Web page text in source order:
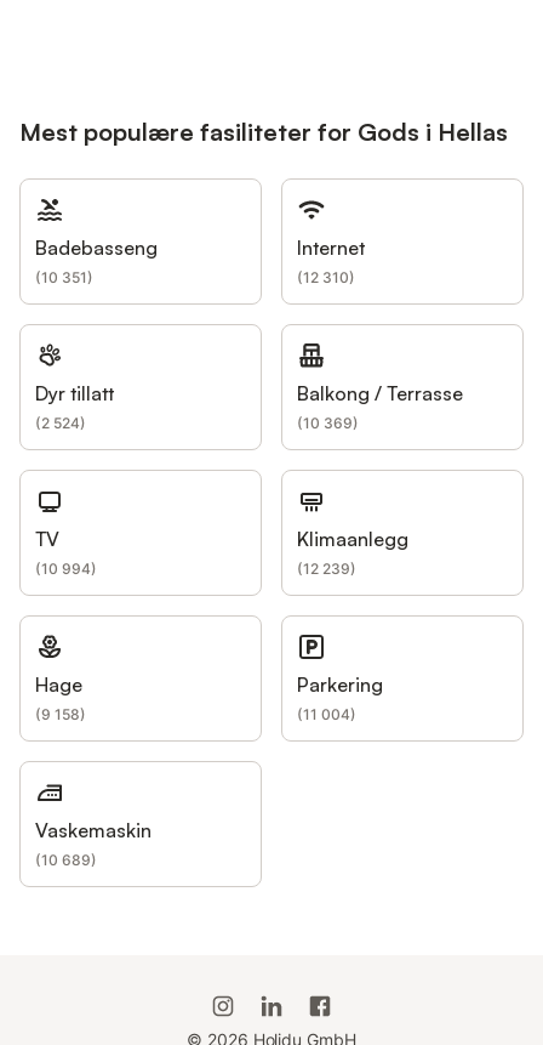
Mest populære fasiliteter for Gods i Hellas
Badebasseng
(10 351)
Internet
(12 310)
Dyr tillatt
(2 524)
Balkong / Terrasse
(10 369)
TV
(10 994)
Klimaanlegg
(12 239)
Hage
(9 158)
Parkering
(11 004)
Vaskemaskin
(10 689)
© 2026 Holidu GmbH